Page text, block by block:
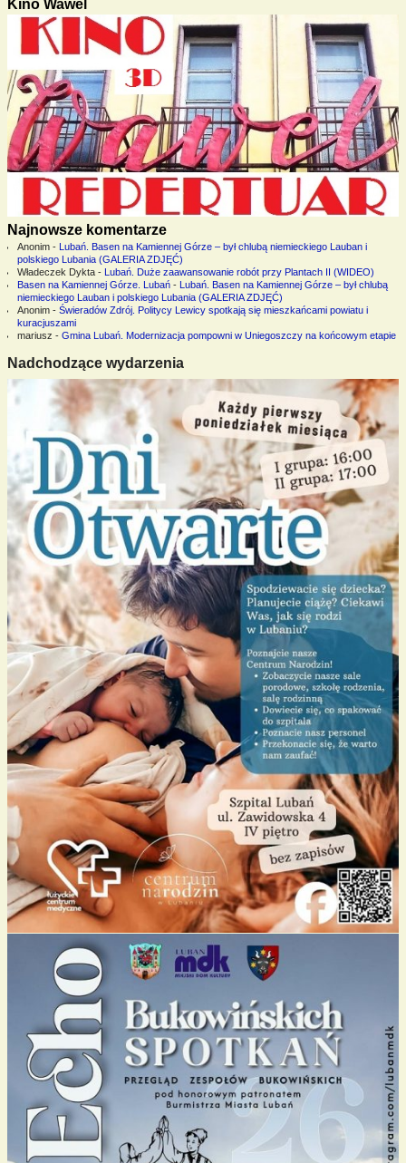
Kino Wawel
Najnowsze komentarze
Anonim- Lubań. Basen na Kamiennej Górze – był chlubą niemieckiego Lauban i
polskiego Lubania (GALERIA ZDJĘĆ)
Władeczek Dykta- Lubań. Duże zaawansowanie robót przy Plantach II (WIDEO)
Basen na Kamiennej Górze. Lubań- Lubań. Basen na Kamiennej Górze – był chlubą
niemieckiego Lauban i polskiego Lubania (GALERIA ZDJĘĆ)
Anonim- Świeradów Zdrój. Politycy Lewicy spotkają się mieszkańcami powiatu i
kuracjuszami
mariusz - Gmina Lubań. Modernizacja pompowni w Uniegoszczy na końcowym etapie
Nadchodzące wydarzenia